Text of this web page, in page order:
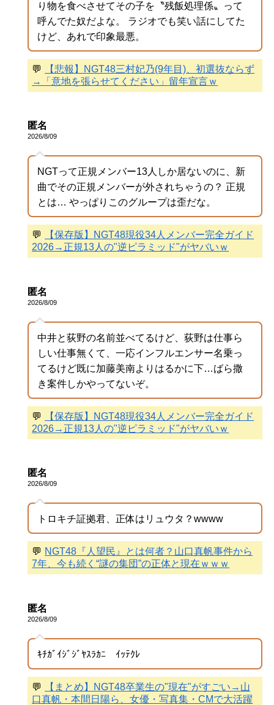
り物を食べさせてその子を〝残飯処理係〟って
呼んでた奴だよな。 ラジオでも笑い話にしてた
けど、あれで印象最悪。
💬
【悲報】NGT48三村妃乃(9年目)、初選抜ならず
→「意地を張らせてください」留年宣言ｗ
匿名
2026/8/09
NGTって正規メンバー13人しか居ないのに、新
曲でその正規メンバーが外されちゃうの？ 正規
とは… やっぱりこのグループは歪だな。
💬
【保存版】NGT48現役34人メンバー完全ガイド
2026→正規13人の"逆ピラミッド"がヤバいｗ
匿名
2026/8/09
中井と荻野の名前並べてるけど、荻野は仕事ら
しい仕事無くて、一応インフルエンサー名乗っ
てるけど既に加藤美南よりはるかに下…ばら撒
き案件しかやってないぞ。
💬
【保存版】NGT48現役34人メンバー完全ガイド
2026→正規13人の"逆ピラミッド"がヤバいｗ
匿名
2026/8/09
トロキチ証拠君、正体はリュウタ？wwww
💬 NGT48『人望民』とは何者？山口真帆事件から
7年、今も続く“謎の集団”の正体と現在ｗｗｗ
匿名
2026/8/09
ｷﾁｶﾞｲｼﾞｼﾞﾔｽﾗｶﾆ ｲｯﾃｸﾚ
💬
【まとめ】NGT48卒業生の"現在"がすごい→山
口真帆・本間日陽ら、女優・写真集・CMで大活躍